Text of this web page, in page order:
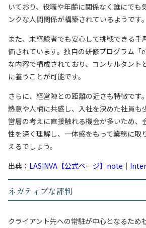
いており、役職や年齢に関係なく誰にでも
ンクな人間関係が構築されているようです。
また、未経験者でも安心して挑戦できる手
価されています。独自の研修プログラム
な内容で構成されており、コンサルタント
に養うことが可能です。
さらに、経営陣との距離の近さも特徴です
熱意や人柄に共感し、入社を決めた社員も
営層の考えに直接触れる機会が多いため、
性を深く理解し、一体感をもって業務に取
えるでしょう。
出典： LASINVA【公式ページ】note｜
ネガティブな評判
クライアント先への常駐が中心となるため